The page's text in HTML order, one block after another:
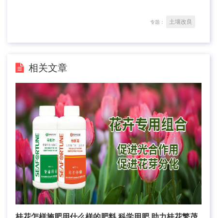
专题： 土壤改良
相关文章